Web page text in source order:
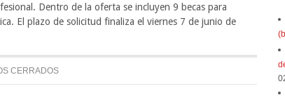
Dentro de la oferta se incluyen 9 becas para
El plazo de solicitud finaliza el viernes 7 de junio de
CERRADOS